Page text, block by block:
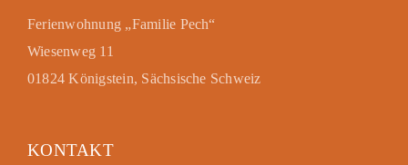
Ferienwohnung „Familie Pech“
Wiesenweg 11
01824 Königstein, Sächsische Schweiz
KONTAKT